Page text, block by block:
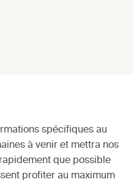
spécifiques au
à venir et mettra nos
que possible
profiter au maximum